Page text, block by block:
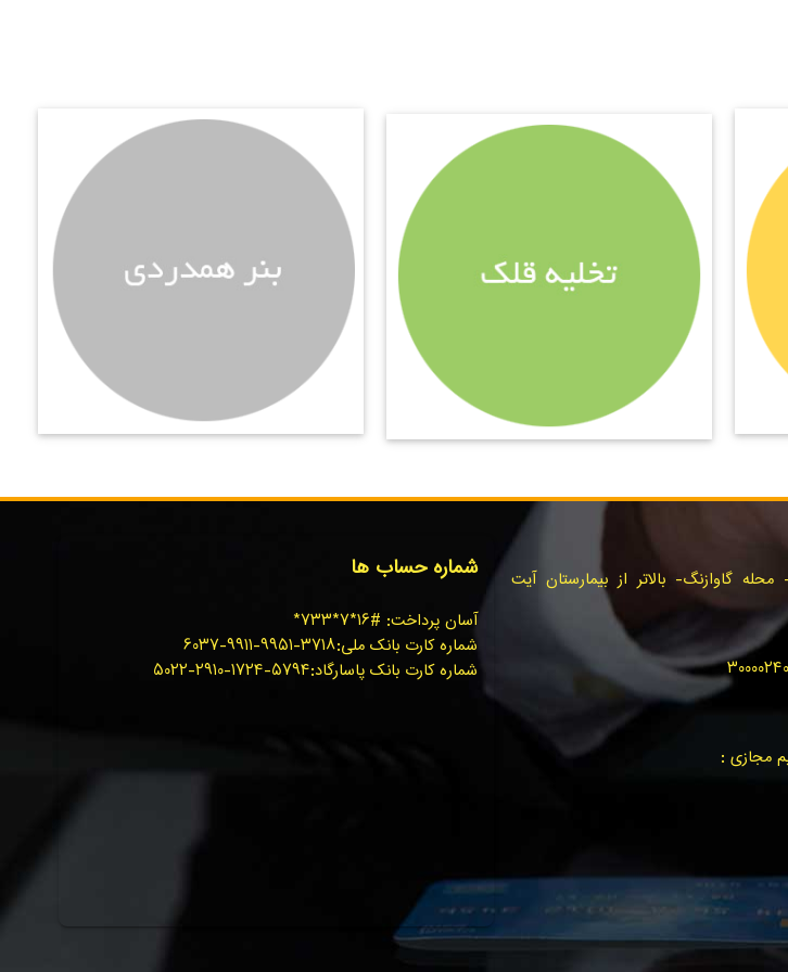
گاوازنگ- بالاتر از بیمارستان آیت
مجازی :
شماره حساب ها
آسان پرداخت: #۱۶*۷*۷۳۳*
شماره کارت بانک ملی:۳۷۱۸-۹۹۵۱-۹۹۱۱-۶۰۳۷
شماره کارت بانک پاسارگاد:۵۷۹۴-۱۷۲۴-۲۹۱۰-۵۰۲۲